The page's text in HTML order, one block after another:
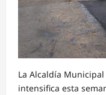
La Alcaldía
intensifica esta